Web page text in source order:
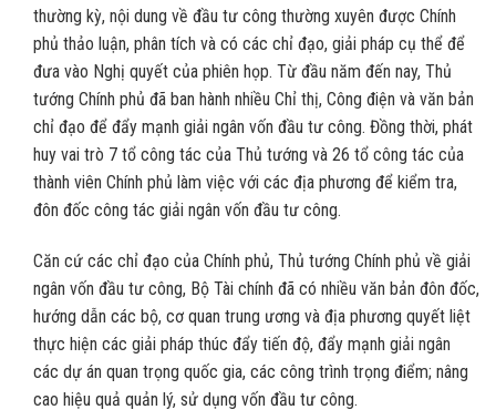
thường kỳ, nội dung về đầu tư công thường xuyên được Chính
phủ thảo luận, phân tích và có các chỉ đạo, giải pháp cụ thể để
đưa vào Nghị quyết của phiên họp. Từ đầu năm đến nay, Thủ
tướng Chính phủ đã ban hành nhiều Chỉ thị, Công điện và văn bản
chỉ đạo để đẩy mạnh giải ngân vốn đầu tư công. Đồng thời, phát
huy vai trò 7 tổ công tác của Thủ tướng và 26 tổ công tác của
thành viên Chính phủ làm việc với các địa phương để kiểm tra,
đôn đốc công tác giải ngân vốn đầu tư công.
Căn cứ các chỉ đạo của Chính phủ, Thủ tướng Chính phủ về giải
ngân vốn đầu tư công, Bộ Tài chính đã có nhiều văn bản đôn đốc,
hướng dẫn các bộ, cơ quan trung ương và địa phương quyết liệt
thực hiện các giải pháp thúc đẩy tiến độ, đẩy mạnh giải ngân
các dự án quan trọng quốc gia, các công trình trọng điểm; nâng
cao hiệu quả quản lý, sử dụng vốn đầu tư công.